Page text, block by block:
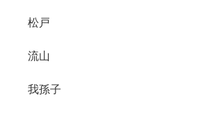
松戸
流山
我孫子